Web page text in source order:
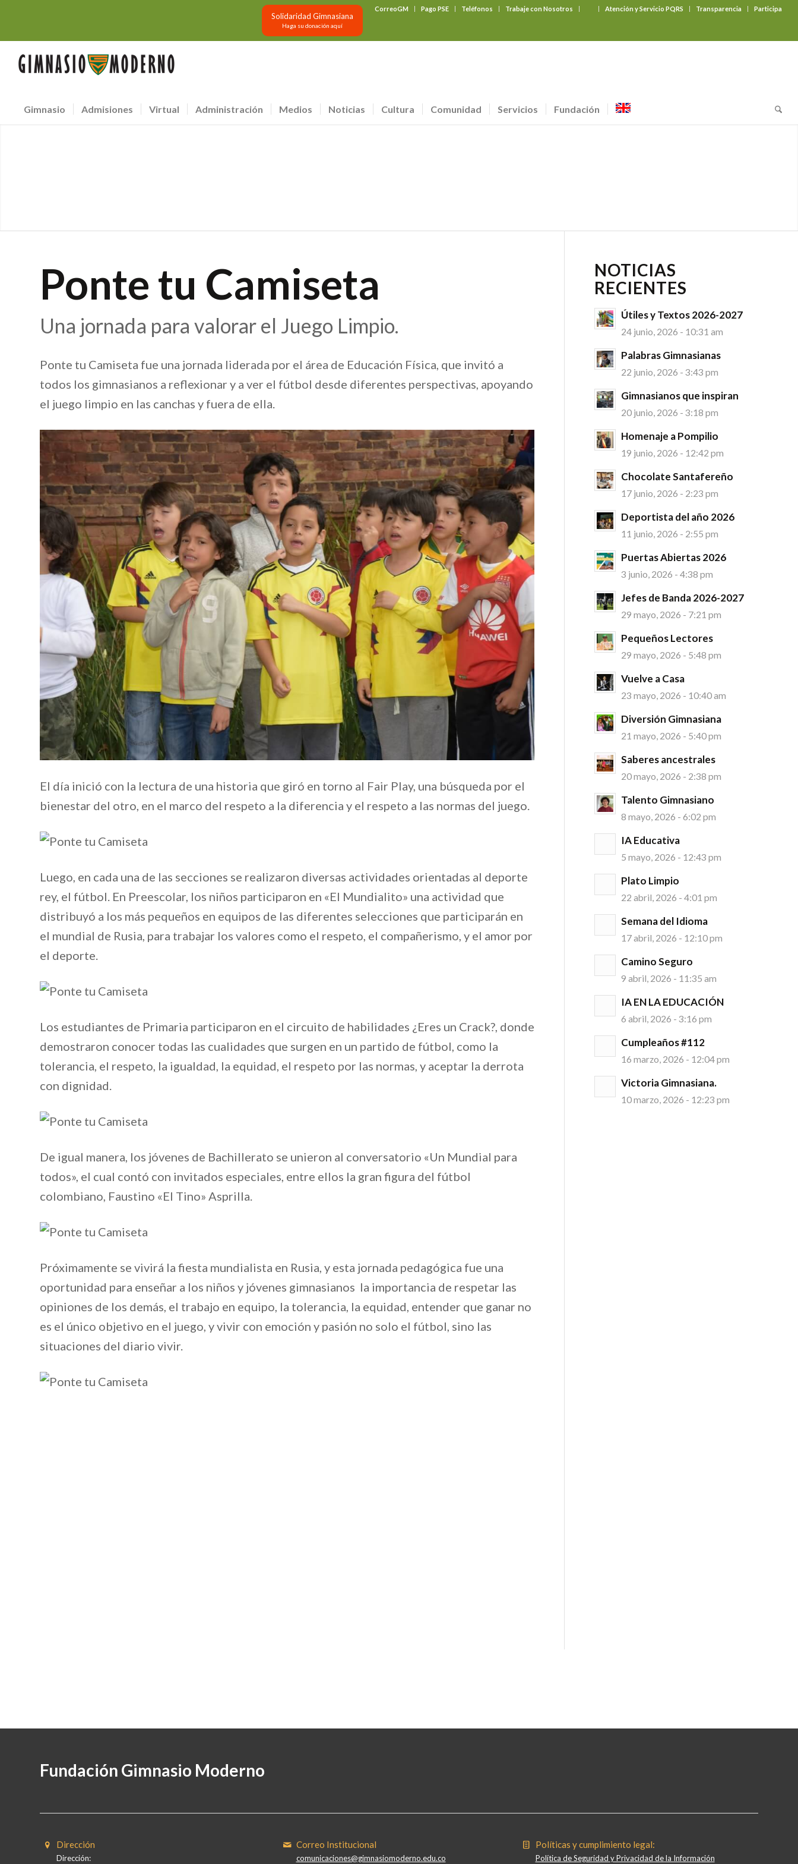
CorreoGM Pago PSE Teléfonos Trabaje con Nosotros Atención y Servicio PQRS Transparencia Participa
Solidaridad Gimnasiana
Haga su donación aquí
Gimnasio Admisiones Virtual Administración Medios Noticias Cultura Comunidad Servicios Fundación
Ponte tu Camiseta
Una jornada para valorar el Juego Limpio.
Ponte tu Camiseta fue una jornada liderada por el área de Educación Física, que invitó a
todos los gimnasianos a reflexionar y a ver el fútbol desde diferentes perspectivas, apoyando
el juego limpio en las canchas y fuera de ella.
El día inició con la lectura de una historia que giró en torno al Fair Play, una búsqueda por el
bienestar del otro, en el marco del respeto a la diferencia y el respeto a las normas del juego.
Luego, en cada una de las secciones se realizaron diversas actividades orientadas al deporte
rey, el fútbol. En Preescolar, los niños participaron en «El Mundialito» una actividad que
distribuyó a los más pequeños en equipos de las diferentes selecciones que participarán en
el mundial de Rusia, para trabajar los valores como el respeto, el compañerismo, y el amor por
el deporte.
Los estudiantes de Primaria participaron en el circuito de habilidades ¿Eres un Crack?, donde
demostraron conocer todas las cualidades que surgen en un partido de fútbol, como la
tolerancia, el respeto, la igualdad, la equidad, el respeto por las normas, y aceptar la derrota
con dignidad.
De igual manera, los jóvenes de Bachillerato se unieron al conversatorio «Un Mundial para
todos», el cual contó con invitados especiales, entre ellos la gran figura del fútbol
colombiano, Faustino «El Tino» Asprilla.
Próximamente se vivirá la fiesta mundialista en Rusia, y esta jornada pedagógica fue una
oportunidad para enseñar a los niños y jóvenes gimnasianos la importancia de respetar las
opiniones de los demás, el trabajo en equipo, la tolerancia, la equidad, entender que ganar no
es el único objetivo en el juego, y vivir con emoción y pasión no solo el fútbol, sino las
situaciones del diario vivir.
NOTICIAS
RECIENTES
Útiles y Textos 2026-2027
24 junio, 2026 - 10:31 am
Palabras Gimnasianas
22 junio, 2026 - 3:43 pm
Gimnasianos que inspiran
20 junio, 2026 - 3:18 pm
Homenaje a Pompilio
19 junio, 2026 - 12:42 pm
Chocolate Santafereño
17 junio, 2026 - 2:23 pm
Deportista del año 2026
11 junio, 2026 - 2:55 pm
Puertas Abiertas 2026
3 junio, 2026 - 4:38 pm
Jefes de Banda 2026-2027
29 mayo, 2026 - 7:21 pm
Pequeños Lectores
29 mayo, 2026 - 5:48 pm
Vuelve a Casa
23 mayo, 2026 - 10:40 am
Diversión Gimnasiana
21 mayo, 2026 - 5:40 pm
Saberes ancestrales
20 mayo, 2026 - 2:38 pm
Talento Gimnasiano
8 mayo, 2026 - 6:02 pm
IA Educativa
5 mayo, 2026 - 12:43 pm
Plato Limpio
22 abril, 2026 - 4:01 pm
Semana del Idioma
17 abril, 2026 - 12:10 pm
Camino Seguro
9 abril, 2026 - 11:35 am
IA EN LA EDUCACIÓN
6 abril, 2026 - 3:16 pm
Cumpleaños #112
16 marzo, 2026 - 12:04 pm
Victoria Gimnasiana.
10 marzo, 2026 - 12:23 pm
Fundación Gimnasio Moderno
Dirección
Dirección:
Correo Institucional
comunicaciones@gimnasiomoderno.edu.co
Políticas y cumplimiento legal:
Política de Seguridad y Privacidad de la Información